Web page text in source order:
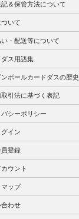
＆保管方法について
いて
い・配送等について
ダス用語集
ンボールカードダスの歴史
引法に基づく表記
バシーポリシー
イン
員登録
ウント
ップ
合わせ